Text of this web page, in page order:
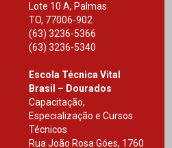
Lote 10 A, Palmas
TO, 77006-902
(63) 3236-5366
(63) 3236-5340
Escola Técnica Vital
Brasil – Dourados
Capacitação,
Especialização e Cursos
Técnicos
Rua João Rosa Góes, 1760